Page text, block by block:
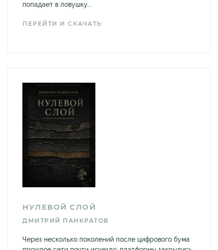
попадает в ловушку...
ПЕРЕЙТИ И СКАЧАТЬ
НУЛЕВОЙ СЛОЙ
ДМИТРИЙ ПАНКРАТОВ
Через несколько поколений после цифрового бума